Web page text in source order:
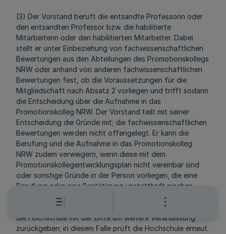
(3) Der Vorstand beruft die entsandte Professorin oder
den entsandten Professor bzw. die habilitierte
Mitarbeiterin oder den habilitierten Mitarbeiter. Dabei
stellt er unter Einbeziehung von fachwissenschaftlichen
Bewertungen aus den Abteilungen des Promotionskollegs
NRW oder anhand von anderen fachwissenschaftlichen
Bewertungen fest, ob die Voraussetzungen für die
Mitgliedschaft nach Absatz 2 vorliegen und trifft sodann
die Entscheidung über die Aufnahme in das
Promotionskolleg NRW. Der Vorstand teilt mit seiner
Entscheidung die Gründe mit; die fachwissenschaftlichen
Bewertungen werden nicht offengelegt. Er kann die
Berufung und die Aufnahme in das Promotionskolleg
NRW zudem verweigern, wenn diese mit dem
Promotionskollegentwicklungsplan nicht vereinbar sind
oder sonstige Gründe in der Person vorliegen, die eine
Berufung oder eine Bestätigung unstatthaft machen.
Bestehen Zweifel, ob die Voraussetzungen des Absatzes
2 vorliegen, kann der Vorstand den Vorschlag zudem an
die Hochschule mit der Bitte um weitere Veranlassung
zurückgeben; in diesem Falle prüft die Hochschule erneut.